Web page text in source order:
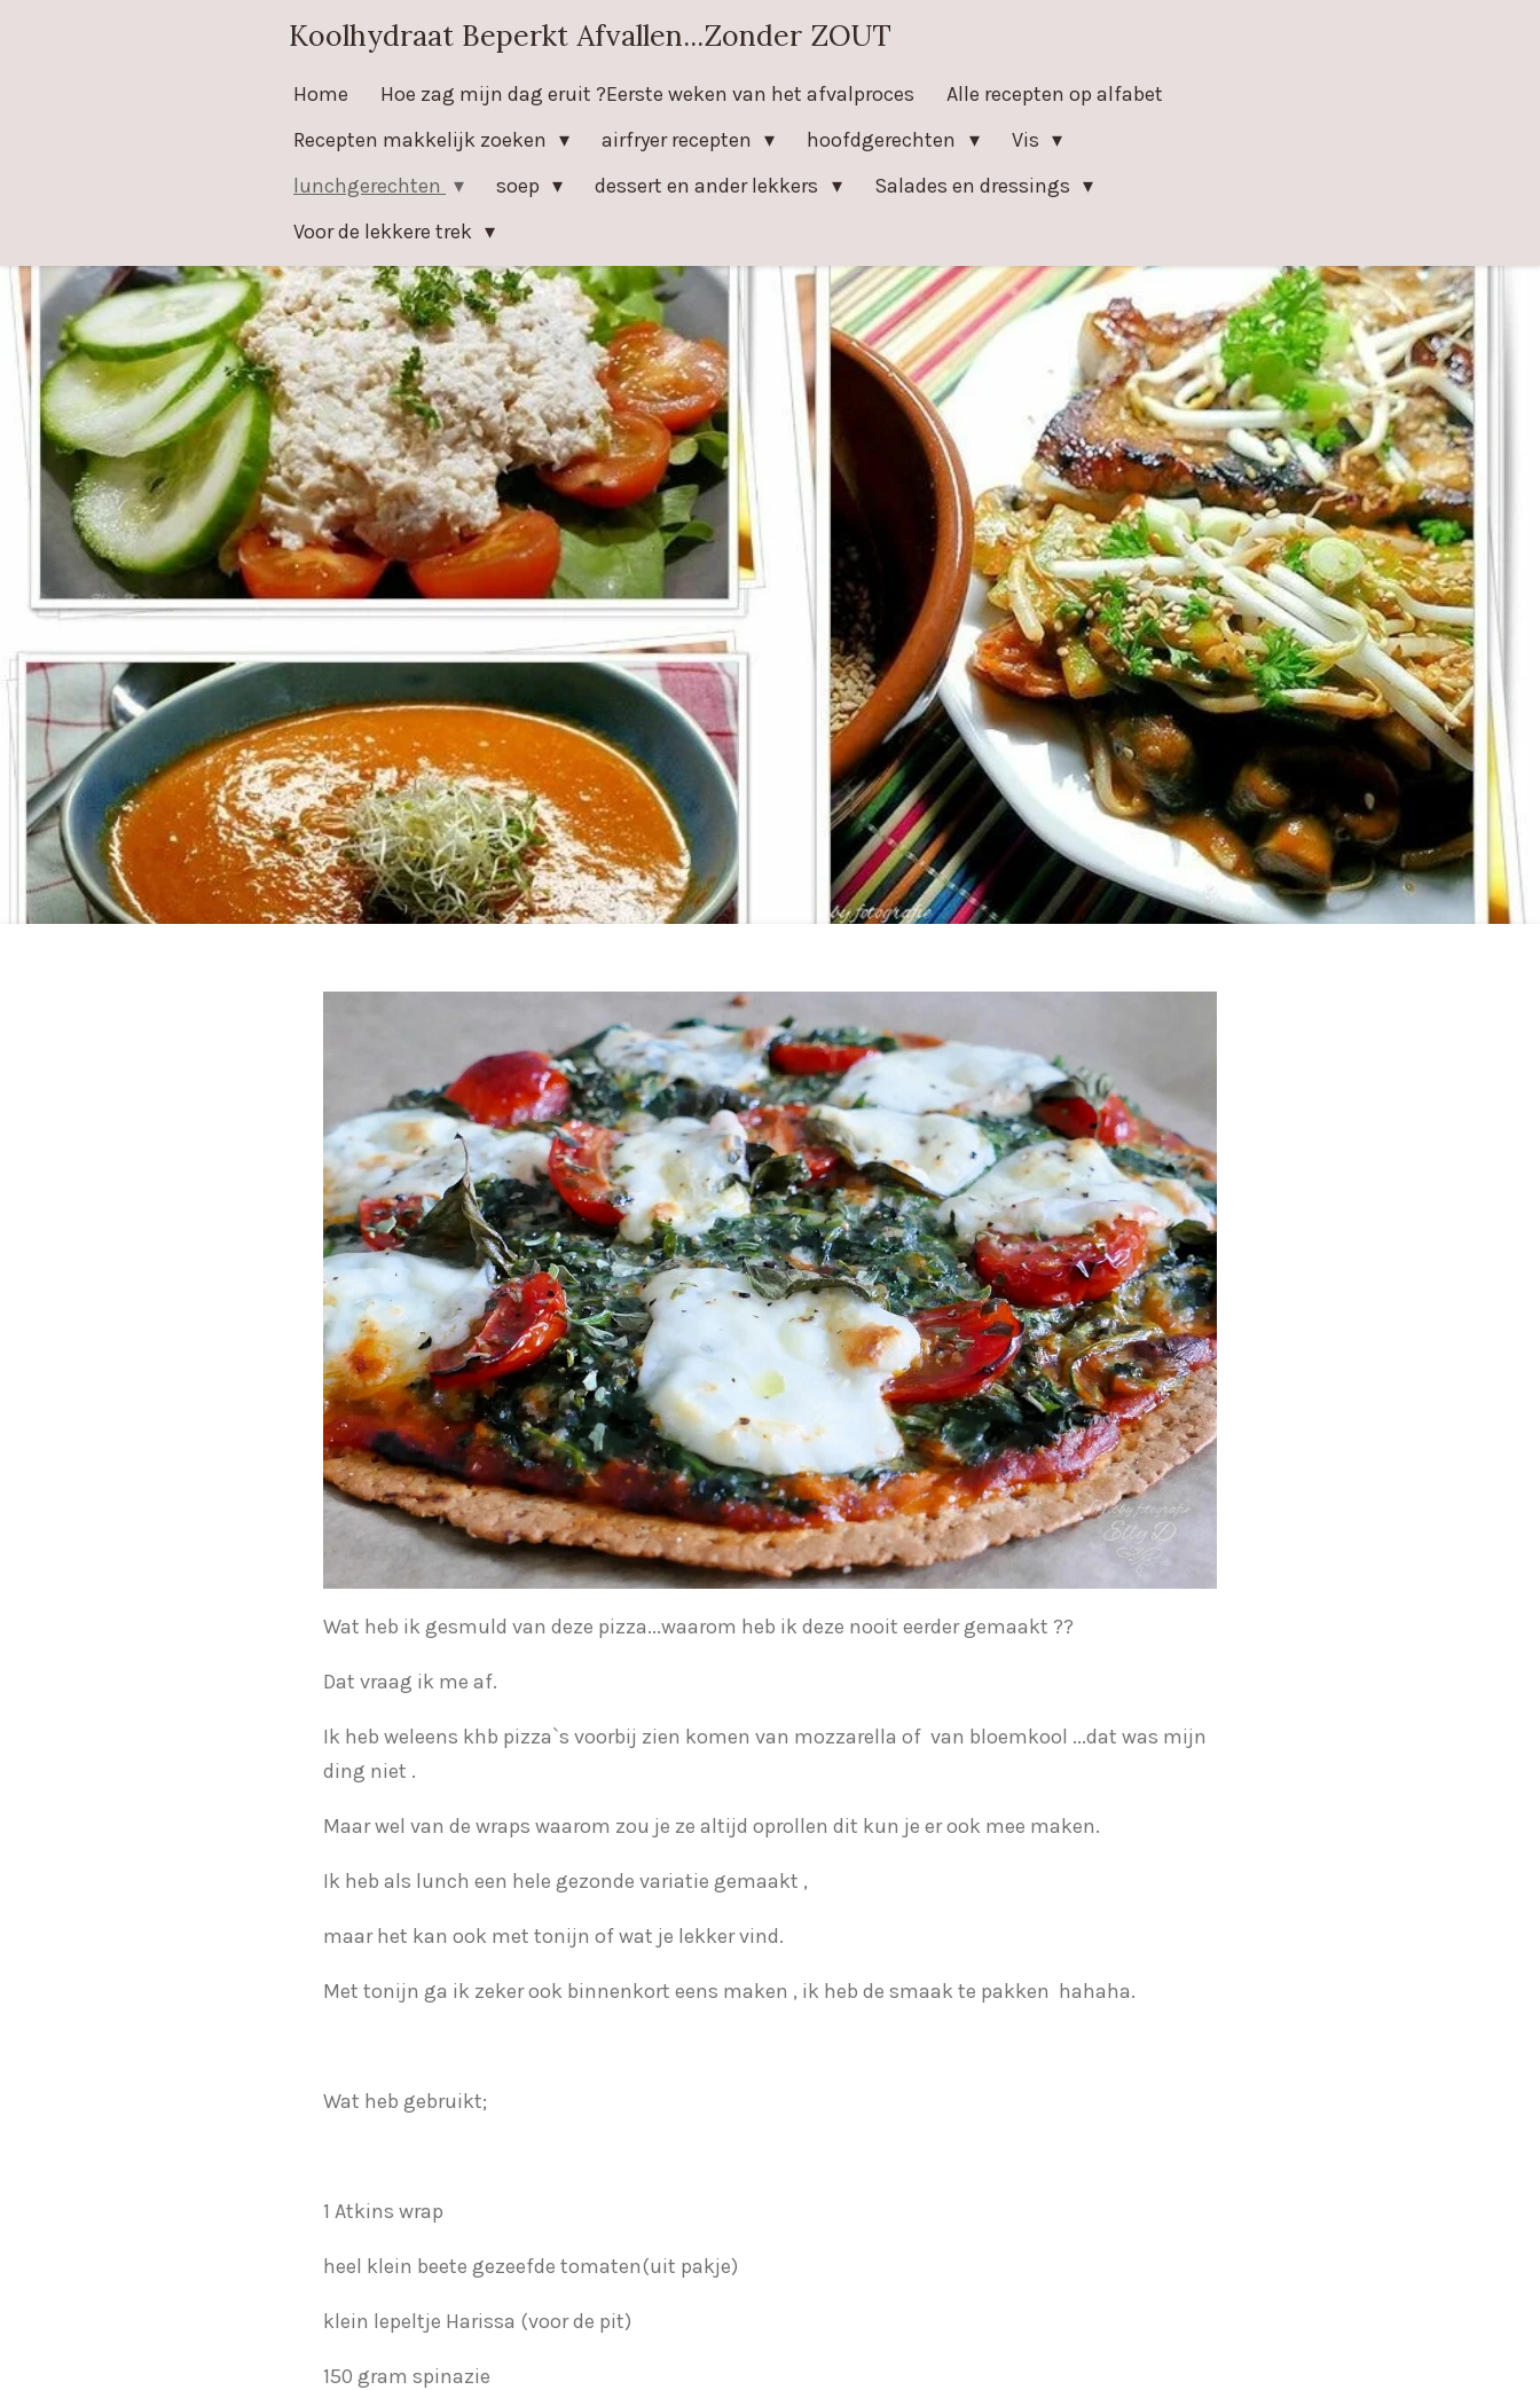
Koolhydraat Beperkt Afvallen...Zonder ZOUT
Home Hoe zag mijn dag eruit ?Eerste weken van het afvalproces
Alle recepten op alfabet
Recepten makkelijk zoeken
airfryer recepten hoofdgerechten
Vis
lunchgerechten
soep dessert en ander lekkers
Salades en dressings
Voor de lekkere trek
Wat heb ik gesmuld van deze pizza...waarom heb ik deze nooit eerder gemaakt ??
Dat vraag ik me af.
Ik heb weleens khb pizza`s voorbij zien komen van mozzarella of van bloemkool ...dat was mijn
ding niet .
Maar wel van de wraps waarom zou je ze altijd oprollen dit kun je er ook mee maken.
Ik heb als lunch een hele gezonde variatie gemaakt ,
maar het kan ook met tonijn of wat je lekker vind.
Met tonijn ga ik zeker ook binnenkort eens maken , ik heb de smaak te pakken hahaha.
Wat heb gebruikt;
1 Atkins wrap
heel klein beete gezeefde tomaten(uit pakje)
klein lepeltje Harissa (voor de pit)
150 gram spinazie